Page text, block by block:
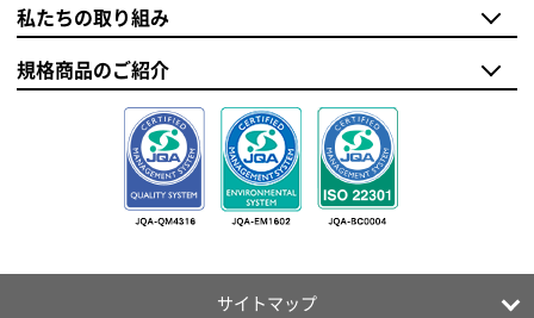
私たちの取り組み
規格商品のご紹介
サイトマップ